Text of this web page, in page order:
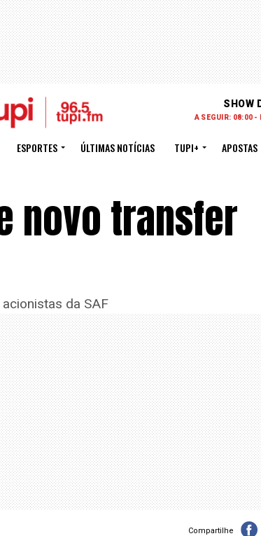
SHOW
A SEGUIR: 08:00 -
ESPORTES ÚLTIMAS NOTÍCIAS TUPI+ APOSTAS
novo transfer
da SAF
Compartilhe